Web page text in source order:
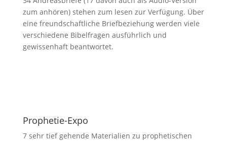
zum anhören) stehen zum lesen zur Verfügung. Über
eine freundschaftliche Briefbeziehung werden viele
verschiedene Bibelfragen ausführlich und
gewissenhaft beantwortet.
Prophetie-Expo
7 sehr tief gehende Materialien zu prophetischen